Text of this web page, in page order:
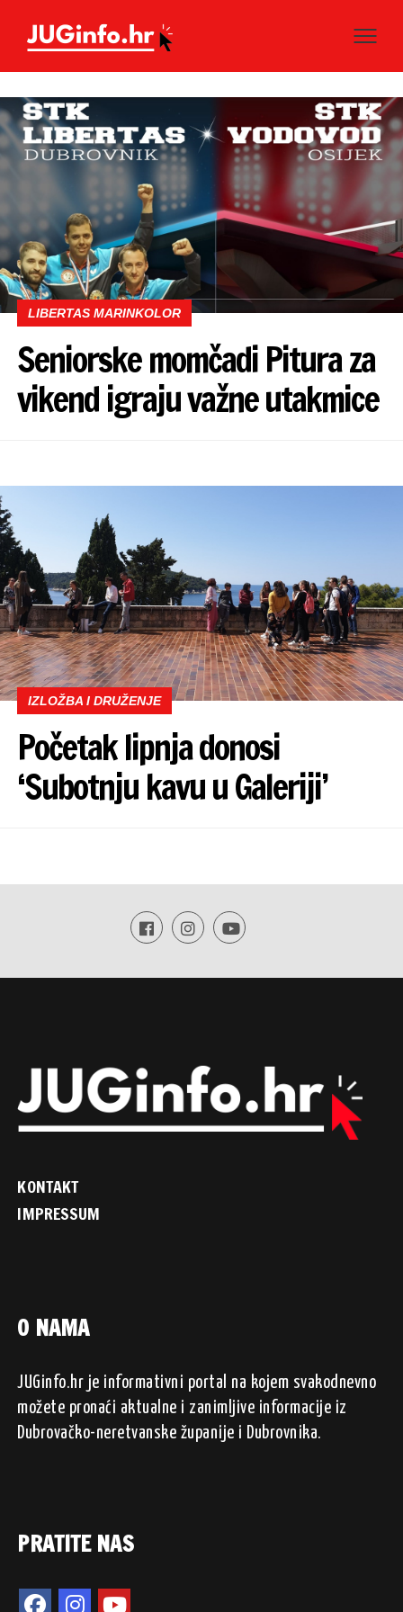
LIBERTAS MARINKOLOR
Seniorske momčadi Pitura za
vikend igraju važne utakmice
IZLOŽBA I DRUŽENJE
Početak lipnja donosi
‘Subotnju kavu u Galeriji’
KONTAKT
IMPRESSUM
O NAMA
JUGinfo.hr je informativni portal na kojem svakodnevno
možete pronaći aktualne i zanimljive informacije iz
Dubrovačko-neretvanske županije i Dubrovnika.
PRATITE NAS